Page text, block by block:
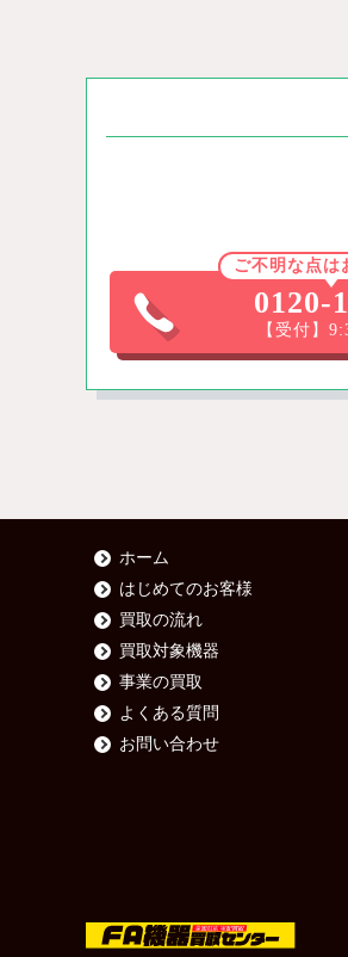
ご不明な点は
0120-
【受付】
ホーム
はじめてのお客様
買取の流れ
買取対象機器
事業の買取
よくある質問
お問い合わせ